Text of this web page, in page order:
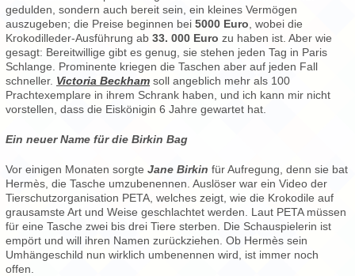
gedulden, sondern auch bereit sein, ein kleines Vermögen
auszugeben; die Preise beginnen bei 5000 Euro , wobei die
Krokodilleder-Ausführung ab 33. 000 Euro zu haben ist. Aber wie
gesagt: Bereitwillige gibt es genug, sie stehen jeden Tag in Paris
Schlange. Prominente kriegen die Taschen aber auf jeden Fall
schneller. Victoria Beckham soll angeblich mehr als 100
Prachtexemplare in ihrem Schrank haben, und ich kann mir nicht
vorstellen, dass die Eiskönigin 6 Jahre gewartet hat.
Ein neuer Name für die Birkin Bag
Vor einigen Monaten sorgte Jane Birkin für Aufregung, denn sie bat
Hermès, die Tasche umzubenennen. Auslöser war ein Video der
Tierschutzorganisation PETA, welches zeigt, wie die Krokodile auf
grausamste Art und Weise geschlachtet werden. Laut PETA müssen
für eine Tasche zwei bis drei Tiere sterben. Die Schauspielerin ist
empört und will ihren Namen zurückziehen. Ob Hermès sein
Umhängeschild nun wirklich umbenennen wird, ist immer noch
offen.